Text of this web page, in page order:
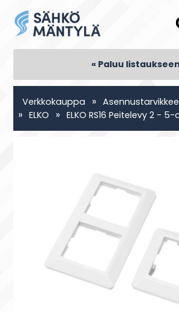
« Paluu listaukseen
Verkkokauppa »
» ELKO » ELKO RS16 Peitelevy 2 - 5-